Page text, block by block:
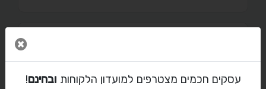
עסקים חכמים מצטרפים למועדון הלקוחות ובחינם!